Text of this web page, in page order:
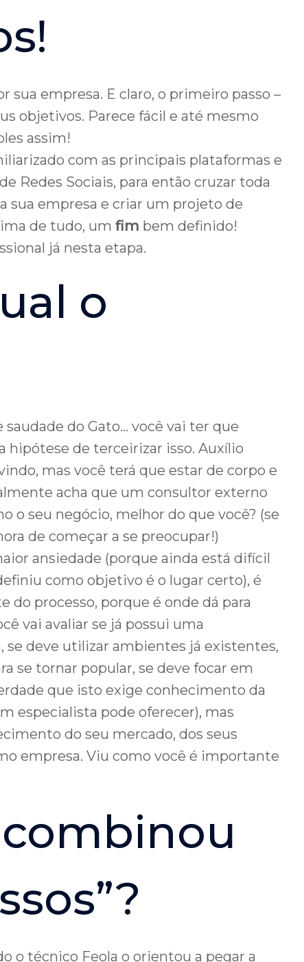
sua empresa. E claro, o primeiro passo –
objetivos. Parece fácil e até mesmo
assim!
com as principais plataformas e
Redes Sociais, para então cruzar toda
sua empresa e criar um projeto de
de tudo, um fim bem definido!
já nesta etapa.
o
saudade do Gato… você vai ter que
hipótese de terceirizar isso. Auxílio
mas você terá que estar de corpo e
acha que um consultor externo
o seu negócio, melhor do que você? (se
de começar a se preocupar!)
ansiedade (porque ainda está difícil
como objetivo é o lugar certo), é
processo, porque é onde dá para
vai avaliar se já possui uma
se deve utilizar ambientes já existentes,
se tornar popular, se deve focar em
que isto exige conhecimento da
especialista pode oferecer), mas
do seu mercado, dos seus
empresa. Viu como você é importante
combinou
o técnico Feola o orientou a pegar a